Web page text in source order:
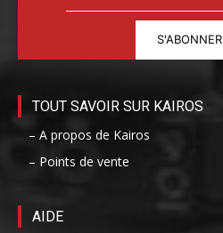
S'ABONNER
TOUT SAVOIR SUR KAIROS
– A propos de Kairos
– Points de vente
AIDE